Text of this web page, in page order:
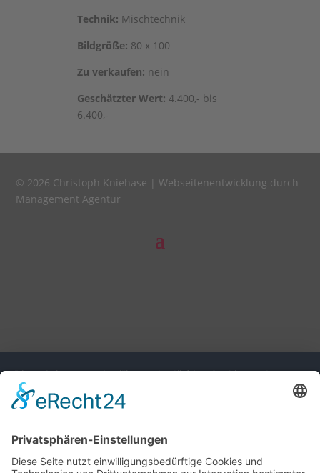
Tech­nik: Mischtechnik
Bild­grö­ße: 80 x 100
Zu ver­kau­fen: nein
Geschätz­ter Wert: 4.400,- bis
6.400,-
© 2026 Christoph Kniehase |Webseitenentwicklung durch
Management Agentur
Diese Seite nutzt einwilligungsbedürftige Cookies und
Technologien von Drittunternehmen zur Integration
bestimmter Funktionen. Wenn Sie auf den Button "Alles
(Einwilligung). Nach der Einwilligung verarbeiten wir und die
betroffenen Drittunternehmen Ihre personenbezogenen Daten